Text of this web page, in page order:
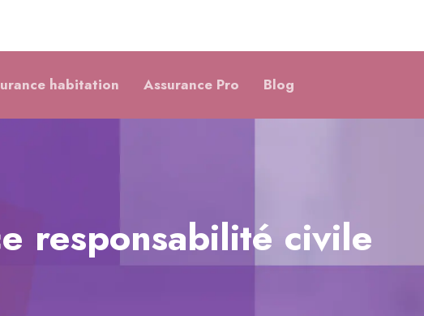
habitation Assurance Pro Blog
responsabilité civile